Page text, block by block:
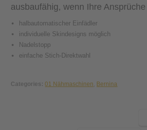
ausbaufähig, wenn Ihre
halbautomatischer Einfädler
individuelle Skindesigns möglich
Nadelstopp
einfache Stich-Direktwahl
Categories: 01 Nähmaschinen Bernina